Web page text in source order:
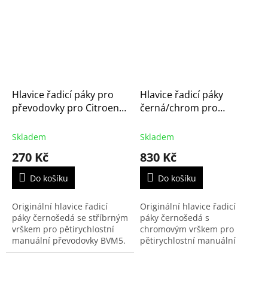
Hlavice řadicí páky pro
převodovky pro Citroen
Jumpy a Peugeot Partner
2403CZ, 2403EN,
13599326, 63SKV027)
Skladem
270 Kč
Do košíku
Originální hlavice řadicí
páky černošedá se stříbrným
vrškem pro pětirychlostní
manuální převodovky BVM5.
Použita v modelech Citroen
Hlavice řadicí páky
černá/chrom pro
originál Citroen - Peugeot
Skladem
830 Kč
Do košíku
Originální hlavice řadicí
páky černošedá s
chromovým vrškem pro
pětirychlostní manuální